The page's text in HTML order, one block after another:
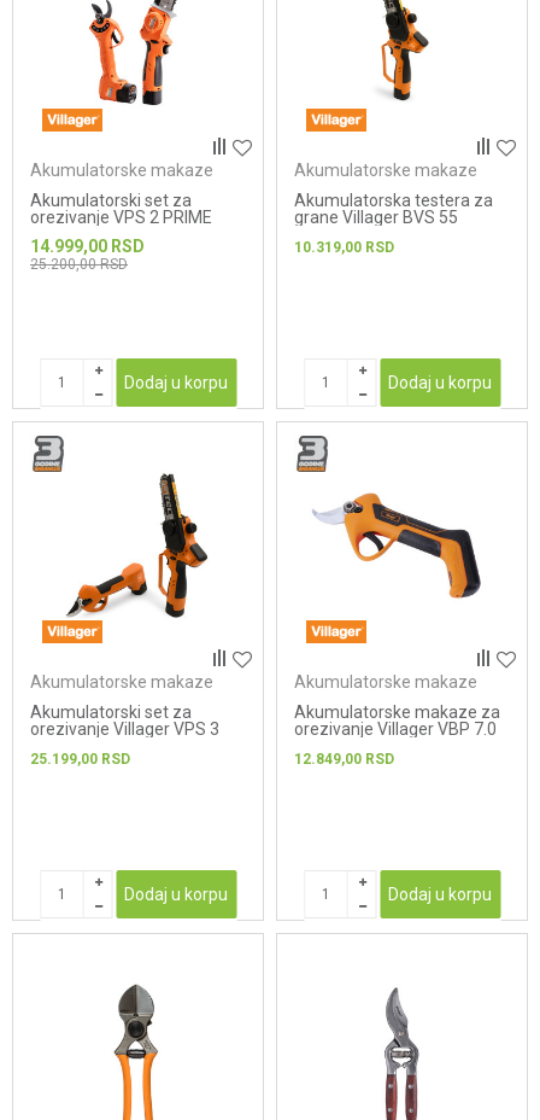
Akumulatorske makaze
Akumulatorski set za
orezivanje VPS 2 PRIME
14.999,00 RSD
25.200,00RSD
Dodaj u korpu
Akumulatorske makaze
Akumulatorska testera za
grane Villager BVS 55
10.319,00 RSD
Dodaj u korpu
Akumulatorske makaze
Akumulatorski set za
orezivanje Villager VPS 3
25.199,00 RSD
Dodaj u korpu
Akumulatorske makaze
Akumulatorske makaze za
orezivanje Villager VBP 7.0
12.849,00 RSD
Dodaj u korpu